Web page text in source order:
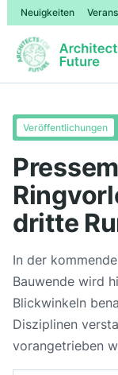
Neuigkeiten
Veröffentlichungen
dritte
In der
Bauwende wird
Blickwinkeln
Disziplinen
vorangetrieben